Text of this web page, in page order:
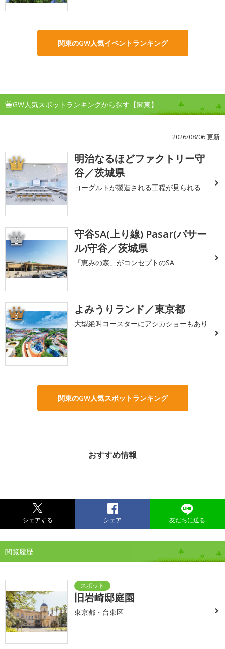
関東のGW人気イベントランキング
GW人気スポットランキングから探す【関東】
2026/08/06 更新
1
明治なるほどファクトリー守
谷／茨城県
ヨーグルトが製造される工程が見られる
2
守谷SA(上り線) Pasar(パサー
ル)守谷／茨城県
「恵みの森」がコンセプトのSA
3 よみうりランド／東京都
大型絶叫コースターにアシカショーもあり
関東のGW人気スポットランキング
おすすめ情報
シェアする シェア 友だちに送る
閲覧履歴
旧岩崎邸庭園
東京都・台東区